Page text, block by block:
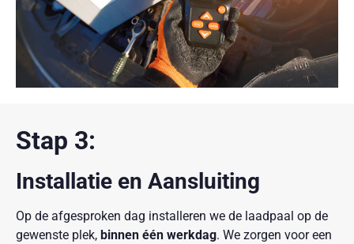
Stap 3:
Installatie en Aansluiting
Op de afgesproken dag installeren we de laadpaal op de
gewenste plek, binnen één werkdag. We zorgen voor een